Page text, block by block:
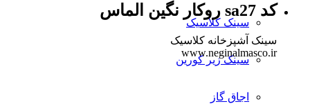
سینک کلاسیک
سینک زیر کورین
اجاق گاز
کد sa27 روکار نگین الماس
سینک آشپزخانه کلاسیک
www.neginalmasco.ir